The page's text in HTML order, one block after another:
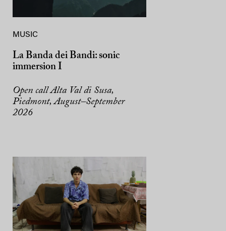
MUSIC
La Banda dei Bandi: sonic
immersion I
Open call Alta Val di Susa,
Piedmont, August–September
2026